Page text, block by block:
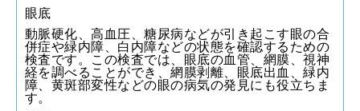
眼底
動脈硬化、高血圧、糖尿病などが引き起こす眼の合
併症や緑内障、白内障などの状態を確認するための
検査です。この検査では、眼底の血管、網膜、視神
経を調べることができ、網膜剥離、眼底出血、緑内
障、黄斑部変性などの眼の病気の発見にも役立ちま
す。